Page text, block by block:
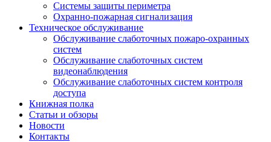
Системы защиты периметра
Охранно-пожарная сигнализация
Техническое обслуживание
Обслуживание слаботочных пожаро-охранных
систем
Обслуживание слаботочных систем
видеонаблюдения
Обслуживание слаботочных систем контроля
доступа
Книжная полка
Статьи и обзоры
Новости
Контакты